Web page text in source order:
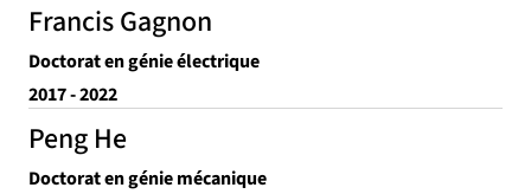
Francis Gagnon
Doctorat en génie électrique
2017 - 2022
Peng He
Doctorat en génie mécanique